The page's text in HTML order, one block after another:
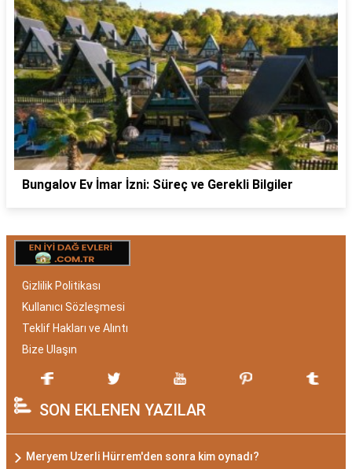
Bungalov Ev İmar İzni: Süreç ve Gerekli Bilgiler
Gizlilik Politikası
Kullanıcı Sözleşmesi
Teklif Hakları ve Alıntı
Bize Ulaşın
SON EKLENEN YAZILAR
Meryem Uzerli Hürrem'den sonra kim oynadı?